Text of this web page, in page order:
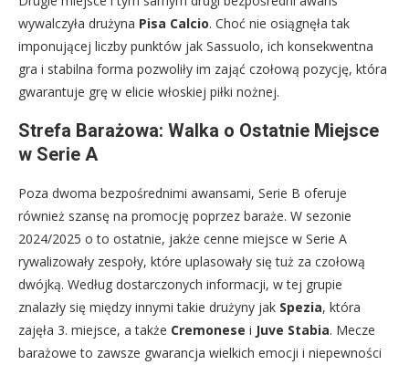
wywalczyła drużyna Pisa Calcio. Choć nie osiągnęła tak
imponującej liczby punktów jak Sassuolo, ich konsekwentna
gra i stabilna forma pozwoliły im zająć czołową pozycję, która
gwarantuje grę w elicie włoskiej piłki nożnej.
Strefa Barażowa: Walka o Ostatnie Miejsce
w Serie A
Poza dwoma bezpośrednimi awansami, Serie B oferuje
również szansę na promocję poprzez baraże. W sezonie
2024/2025 o to ostatnie, jakże cenne miejsce w Serie A
rywalizowały zespoły, które uplasowały się tuż za czołową
dwójką. Według dostarczonych informacji, w tej grupie
znalazły się między innymi takie drużyny jak Spezia, która
zajęła 3. miejsce, a także Cremonese i Juve Stabia. Mecze
barażowe to zawsze gwarancja wielkich emocji i niepewności